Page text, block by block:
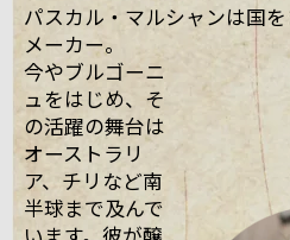
パスカル・マルシャンは国
メーカー。
今やブルゴーニ
ュをはじめ、そ
の活躍の舞台は
オーストラリ
ア、チリなど南
半球まで及んで